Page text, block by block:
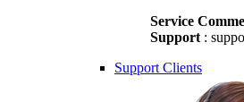
Service
Support :
Support Clients